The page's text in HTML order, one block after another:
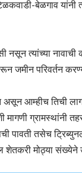
बेळगाव यांनी
नसून त्यांच्या
जमीन परिवर्तन
असून आम्हीच तिची
मागणी ग्रामस्थांनी
पावती तसेच
मोठ्या संख्येने